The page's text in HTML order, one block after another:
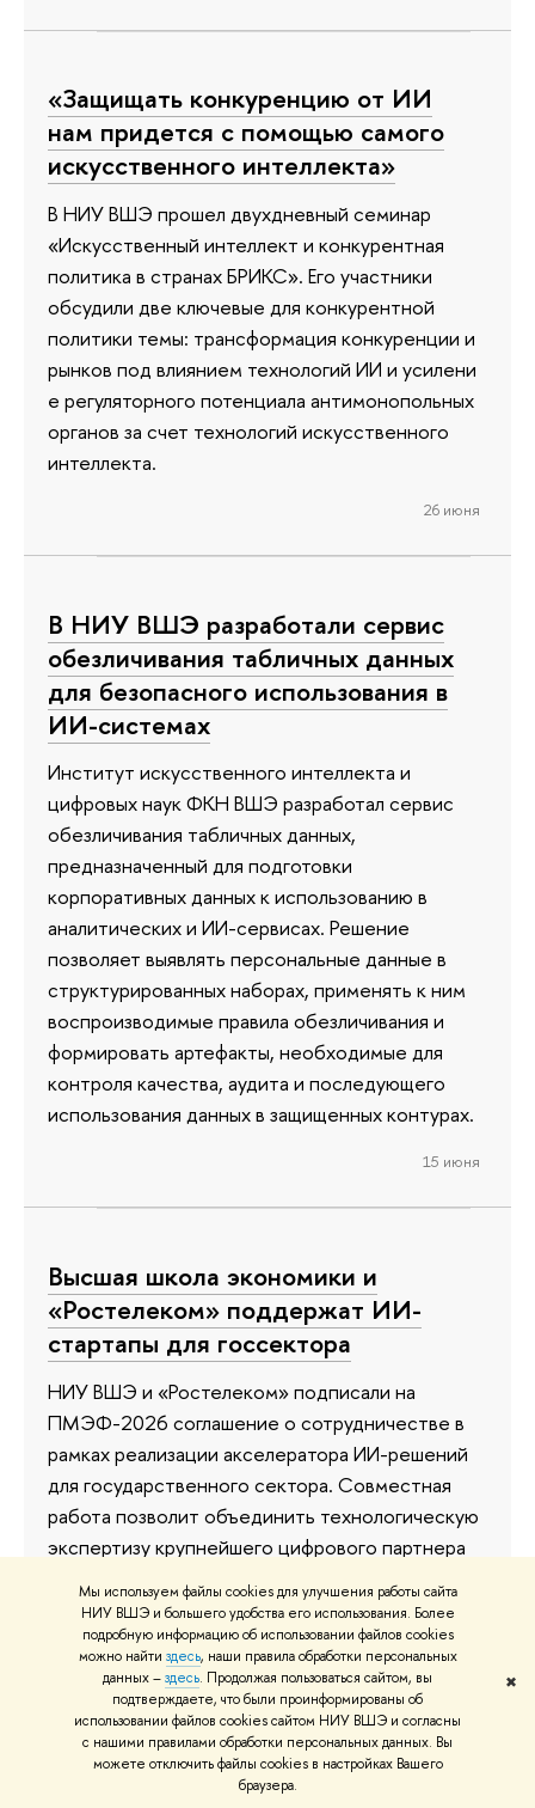
Мы используем файлы cookies для улучшения работы сайта
НИУ ВШЭ и большего удобства его использования. Более
подробную информацию об использовании файлов cookies
можно найти здесь, наши правила обработки персональных
данных –здесь. Продолжая пользоваться сайтом, вы
подтверждаете, что были проинформированы об
использовании файлов cookies сайтом НИУ ВШЭ и согласны
с нашими правилами обработки персональных данных. Вы
можете отключить файлы cookies в настройках Вашего
браузера.
✖
«Защищать конкуренцию от ИИ
нам придется с помощью самого
искусственного интеллекта»
В НИУ ВШЭ прошел двухдневный семинар
«Искусственный интеллект и конкурентная
политика в странах БРИКС». Его участники
обсудили две ключевые для конкурентной
политики темы: трансформация конкуренции и
рынков под влиянием технологий ИИ и усилени
е регуляторного потенциала антимонопольных
органов за счет технологий искусственного
интеллекта.
26 июня
В НИУ ВШЭ разработали сервис
обезличивания табличных данных
для безопасного использования в
ИИ-системах
Институт искусственного интеллекта и
цифровых наук ФКН ВШЭ разработал сервис
обезличивания табличных данных,
предназначенный для подготовки
корпоративных данных к использованию в
аналитических и ИИ-сервисах. Решение
позволяет выявлять персональные данные в
структурированных наборах, применять к ним
воспроизводимые правила обезличивания и
формировать артефакты, необходимые для
контроля качества, аудита и последующего
использования данных в защищенных контурах.
15 июня
Высшая школа экономики и
«Ростелеком» поддержат ИИ-
стартапы для госсектора
НИУ ВШЭ и «Ростелеком» подписали на
ПМЭФ-2026 соглашение о сотрудничестве в
рамках реализации акселератора ИИ-решений
для государственного сектора. Совместная
работа позволит объединить технологическую
экспертизу крупнейшего цифрового партнера
ведущего исследовательского университета
страны.
4 июня